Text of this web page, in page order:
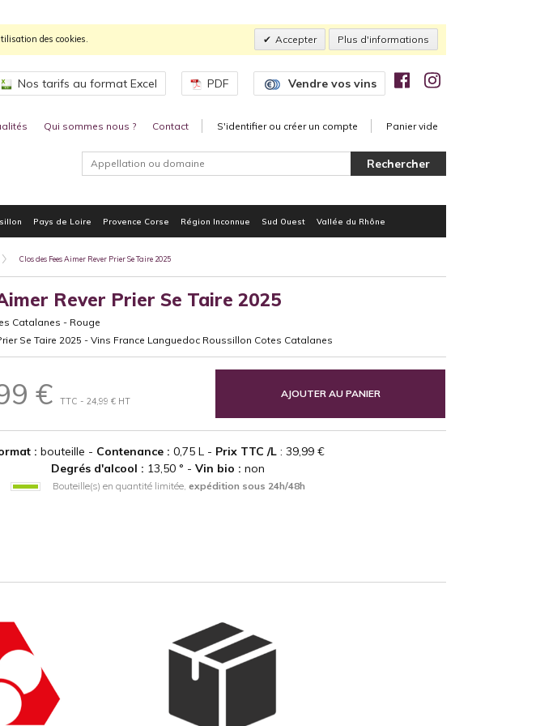
des cookies. Accepter Plus d'informations
Nos tarifs au format Excel PDF Vendre vos vins
Qui sommes nous ? Contact S'identifier ou créer un compte Panier vide
Pays de Loire Provence Corse Région Inconnue Sud Ouest Vallée du Rhône
Clos des Fees Aimer Rever Prier Se Taire 2025
Rever Prier Se Taire 2025
Catalanes - Rouge
Se Taire 2025 - Vins France Languedoc Roussillon Cotes Catalanes
€TTC - 24,99 € HT
AJOUTER AU PANIER
: bouteille - Contenance : 0,75 L - Prix TTC /L: 39,99 €
Degrés d'alcool : 13,50 ° - Vin bio : non
Bouteille(s) en quantité limitée, expédition sous 24h/48h